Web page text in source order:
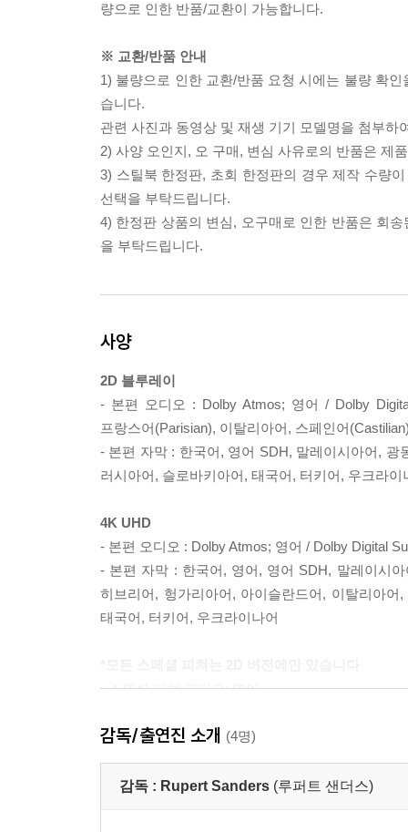
량으로 인한 반품/교환이 가능합니다.
※ 교환/반품 안내
1) 불량으로 인한 교환/반품 요청 시에는 불량 확
습니다.
관련 사진과 동영상 및 재생 기기 모델명을 첨부하
2) 사양 오인지, 오 구매, 변심 사유로의 반품은 제
3) 스틸북 한정판, 초회 한정판의 경우 제작 수량
선택을 부탁드립니다.
4) 한정판 상품의 변심, 오구매로 인한 반품은 회
을 부탁드립니다.
사양
2D 블루레이
- 본편 오디오 : Dolby Atmos; 영어 / Dolby
프랑스어(Parisian), 이탈리아어, 스페인어
- 본편 자막 : 한국어, 영어 SDH, 말레이시아어,
러시아어, 슬로바키아어, 태국어, 터키어, 우크라이
4K UHD
- 본편 오디오 : Dolby Atmos; 영어 / Dolby Digital
- 본편 자막 : 한국어, 영어, 영어 SDH, 말레이시
히브리어, 헝가리아어, 아이슬란드어, 이탈리아
태국어, 터키어, 우크라이나어
- 스페셜 피쳐 오디오: 영어
슬로바키아어, 태국어, 터키어, 우크라이나어
- 화면비율: 1.78:1 (16x9)
- 디스크 타입: 2 Disc - 2 BD50
감독/출연진 소개 (4명)
감독 : Rupert Sanders (루퍼트 샌더스)